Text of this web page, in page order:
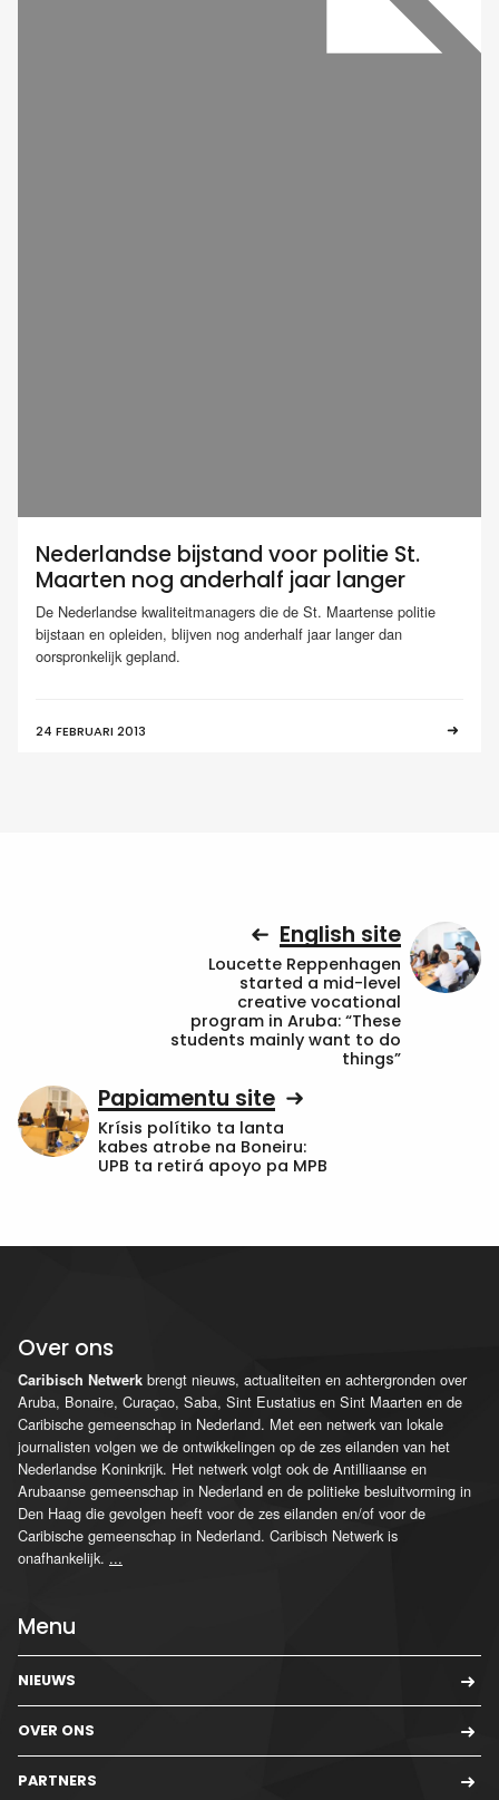
Nederlandse bijstand voor politie St.
Maarten nog anderhalf jaar langer
De Nederlandse kwaliteitmanagers die de St. Maartense politie
bijstaan en opleiden, blijven nog anderhalf jaar langer dan
oorspronkelijk gepland.
24 FEBRUARI 2013
English site
Loucette Reppenhagen
started a mid-level
creative vocational
program in Aruba: “These
students mainly want to do
things”
Papiamentu site
Krísis polítiko ta lanta
kabes atrobe na Boneiru:
UPB ta retirá apoyo pa MPB
Over ons
Caribisch Netwerk brengt nieuws, actualiteiten en achtergronden over
Aruba, Bonaire, Curaçao, Saba, Sint Eustatius en Sint Maarten en de
Caribische gemeenschap in Nederland. Met een netwerk van lokale
journalisten volgen we de ontwikkelingen op de zes eilanden van het
Nederlandse Koninkrijk. Het netwerk volgt ook de Antilliaanse en
Arubaanse gemeenschap in Nederland en de politieke besluitvorming in
Den Haag die gevolgen heeft voor de zes eilanden en/of voor de
Caribische gemeenschap in Nederland. Caribisch Netwerk is
onafhankelijk. ...
Menu
NIEUWS
OVER ONS
PARTNERS